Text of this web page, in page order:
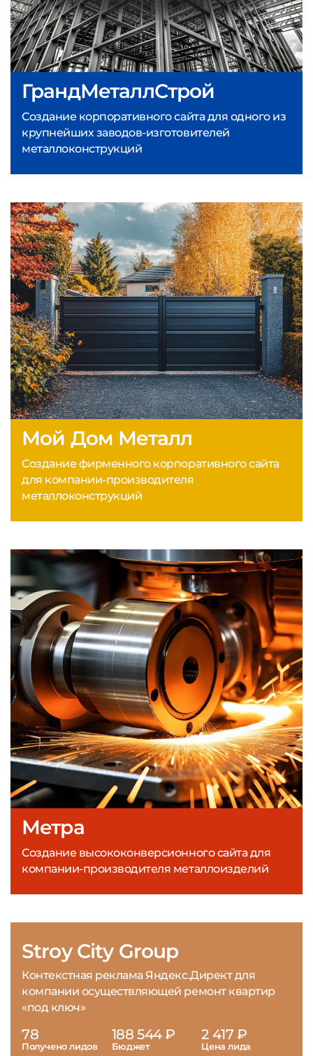
ГрандМеталлСтрой
Создание корпоративного сайта для одного из
крупнейших заводов-изготовителей
металлоконструкций
Метра
Создание высококонверсионного сайта для
компании-производителя металлоизделий
Мой Дом Металл
Создание фирменного корпоративного сайта
для компании-производителя
металлоконструкций
Stroy City Group
Контекстная реклама Яндекс.Директ для
компании осуществляющей ремонт квартир
«под ключ»
78
Получено лидов
188 544 ₽
Бюджет
2 417 ₽
Цена лида